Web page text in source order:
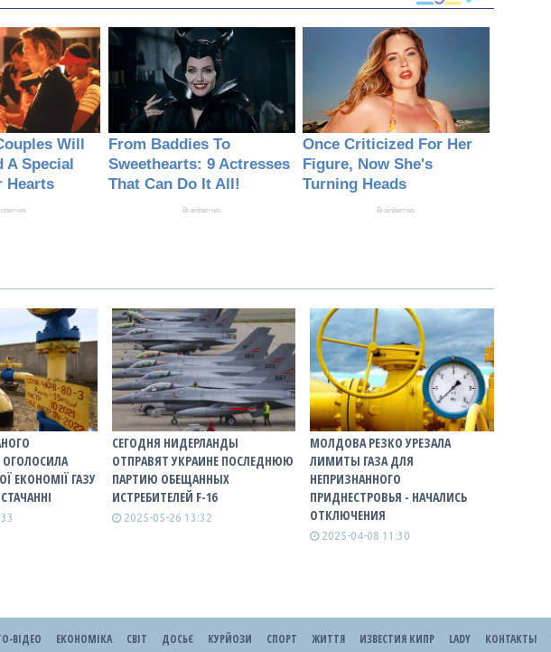
ОГОЛОСИЛА
ЕКОНОМІЇ ГАЗУ
СЕГОДНЯ НИДЕРЛАНДЫ
ОТПРАВЯТ УКРАИНЕ ПОСЛЕДНЮЮ
ПАРТИЮ ОБЕЩАННЫХ
ИСТРЕБИТЕЛЕЙ F-16
2025-05-26 13:32
МОЛДОВА РЕЗКО УРЕЗАЛА
ЛИМИТЫ ГАЗА ДЛЯ
НЕПРИЗНАННОГО
ПРИДНЕСТРОВЬЯ - НАЧАЛИСЬ
ОТКЛЮЧЕНИЯ
2025-04-08 11:30
ВІДЕО ЕКОНОМІКА СВІТ ДОСЬЄ КУРЙОЗИ СПОРТ ЖИТТЯ ИЗВЕСТИЯ КИПР LADY КОНТАКТЫ